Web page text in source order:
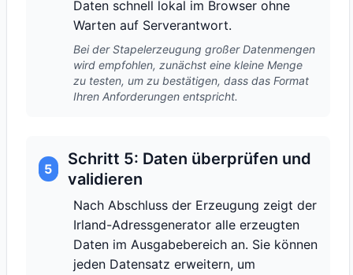
Daten schnell lokal im Browser ohne
Warten auf Serverantwort.
Bei der Stapelerzeugung großer Datenmengen
wird empfohlen, zunächst eine kleine Menge
zu testen, um zu bestätigen, dass das Format
Ihren Anforderungen entspricht.
5
Schritt 5: Daten überprüfen und
validieren
Nach Abschluss der Erzeugung zeigt der
Irland-Adressgenerator alle erzeugten
Daten im Ausgabebereich an. Sie können
jeden Datensatz erweitern, um